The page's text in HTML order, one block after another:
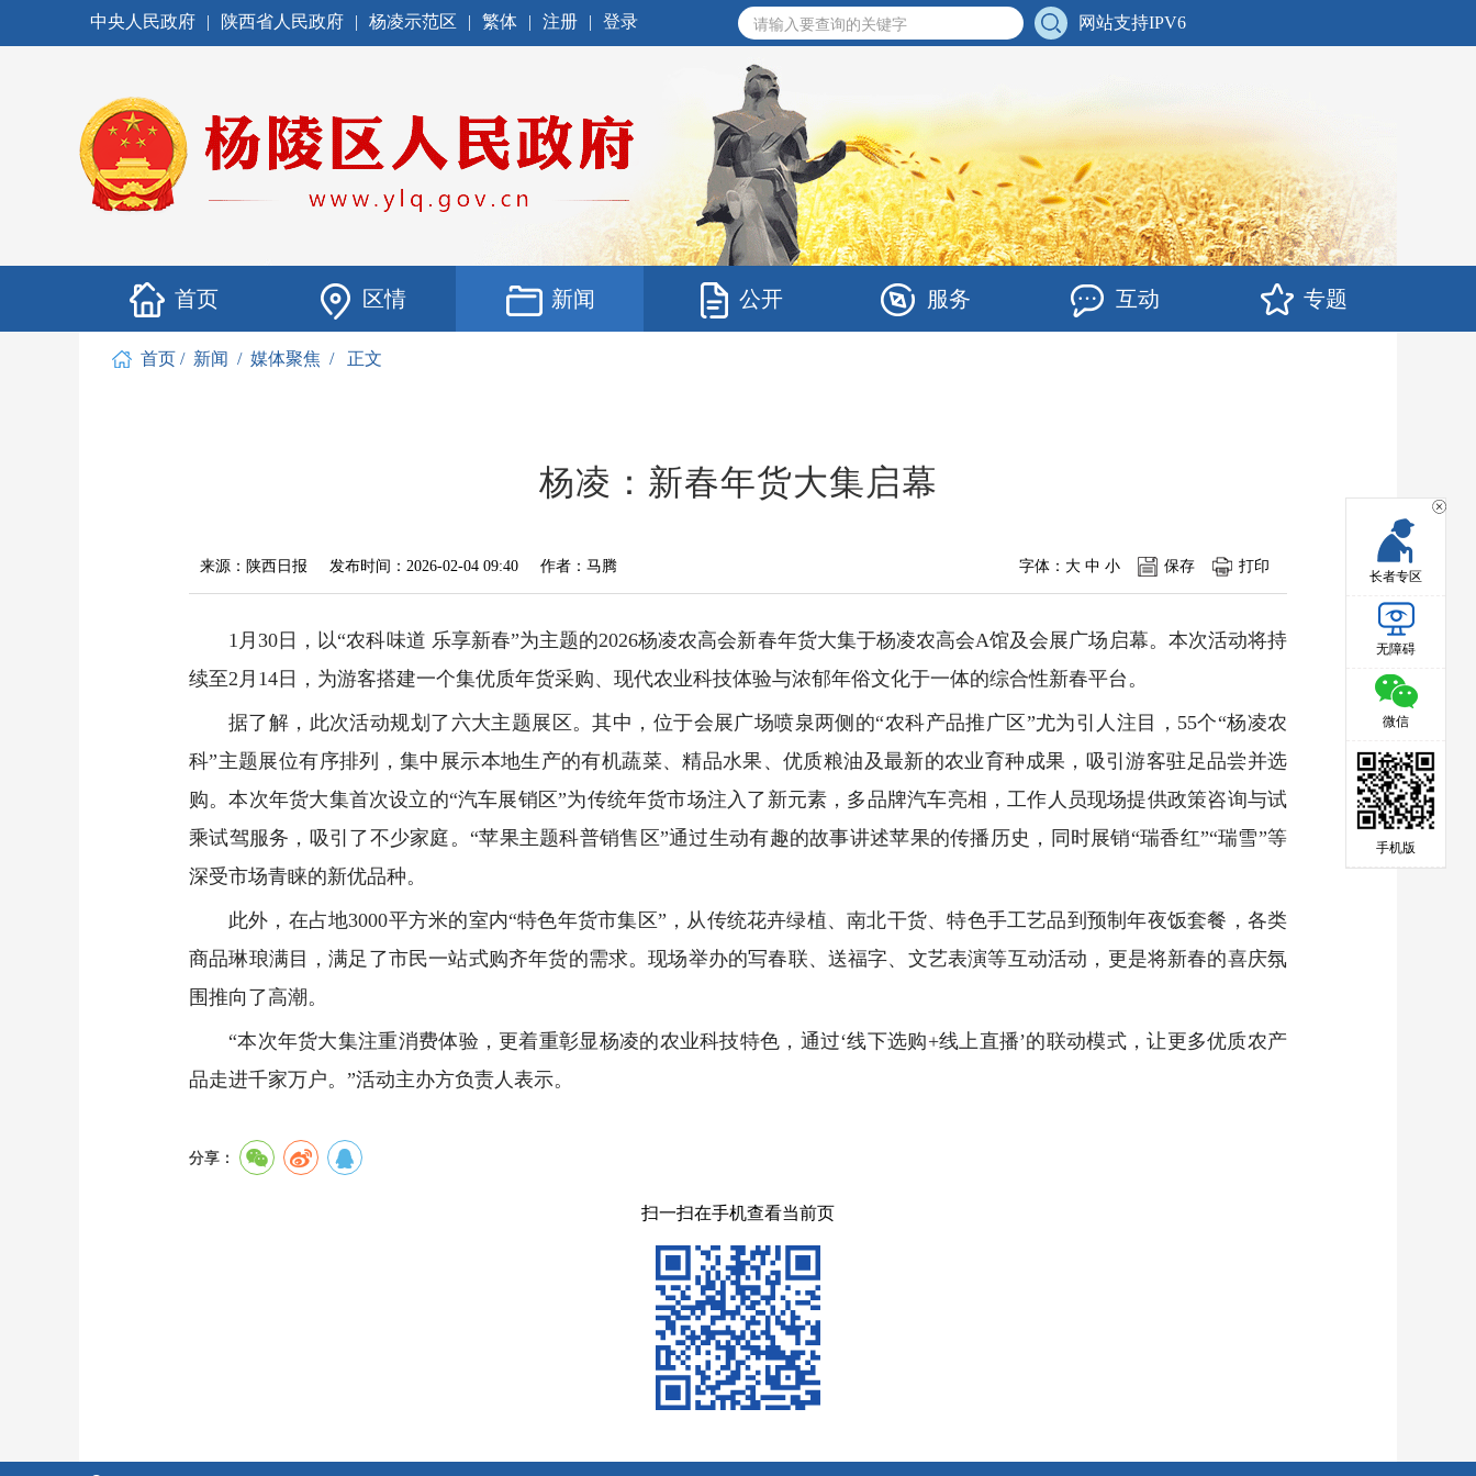
中央人民政府 | 陕西省人民政府 | 杨凌示范区 | 繁体 | 注册 | 登录 网站支持IPV6
首页 区情 新闻 公开 服务 互动 专题
首页 / 新闻 / 媒体聚焦 / 正文
杨凌：新春年货大集启幕
来源：陕西日报 发布时间：2026-02-04 09:40 作者：马腾 打印
保存
字体： 大 中 小
1月30日，以“农科味道 乐享新春”为主题的2026杨凌农高会新春年货大集于杨凌农高会A馆及会展广场启幕。本次活动将持
续至2月14日，为游客搭建一个集优质年货采购、现代农业科技体验与浓郁年俗文化于一体的综合性新春平台。
据了解，此次活动规划了六大主题展区。其中，位于会展广场喷泉两侧的“农科产品推广区”尤为引人注目，55个“杨凌农
科”主题展位有序排列，集中展示本地生产的有机蔬菜、精品水果、优质粮油及最新的农业育种成果，吸引游客驻足品尝并选
购。本次年货大集首次设立的“汽车展销区”为传统年货市场注入了新元素，多品牌汽车亮相，工作人员现场提供政策咨询与试
乘试驾服务，吸引了不少家庭。“苹果主题科普销售区”通过生动有趣的故事讲述苹果的传播历史，同时展销“瑞香红”“瑞雪”等
深受市场青睐的新优品种。
此外，在占地3000平方米的室内“特色年货市集区”，从传统花卉绿植、南北干货、特色手工艺品到预制年夜饭套餐，各类
商品琳琅满目，满足了市民一站式购齐年货的需求。现场举办的写春联、送福字、文艺表演等互动活动，更是将新春的喜庆氛
围推向了高潮。
“本次年货大集注重消费体验，更着重彰显杨凌的农业科技特色，通过‘线下选购+线上直播’的联动模式，让更多优质农产
品走进千家万户。”活动主办方负责人表示。
分享：
扫一扫在手机查看当前页
长者专区
无障碍
微信
手机版